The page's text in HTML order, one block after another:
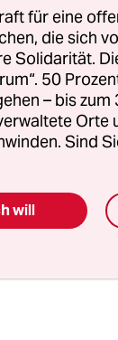
aus
und
für eine
die sich
Solidarität.
50
– bis
Orte
Sind
will